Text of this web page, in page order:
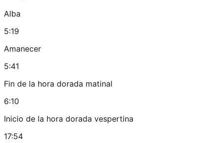
Alba
5:19
Amanecer
5:41
Fin de la hora dorada matinal
6:10
Inicio de la hora dorada vespertina
17:54